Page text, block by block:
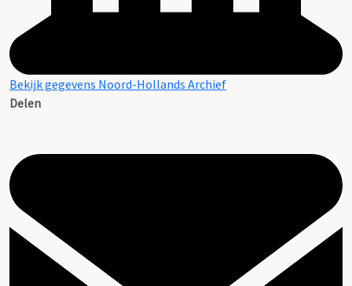
Bekijk gegevens Noord-Hollands Archief
Delen